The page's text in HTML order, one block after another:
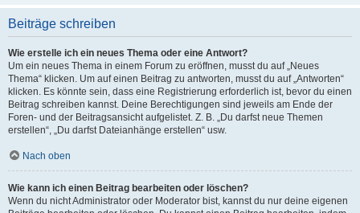
Beiträge schreiben
Wie erstelle ich ein neues Thema oder eine Antwort?
Um ein neues Thema in einem Forum zu eröffnen, musst du auf „Neues
Thema“ klicken. Um auf einen Beitrag zu antworten, musst du auf „Antworten“
klicken. Es könnte sein, dass eine Registrierung erforderlich ist, bevor du einen
Beitrag schreiben kannst. Deine Berechtigungen sind jeweils am Ende der
Foren- und der Beitragsansicht aufgelistet. Z. B. „Du darfst neue Themen
erstellen“, „Du darfst Dateianhänge erstellen“ usw.
Nach oben
Wie kann ich einen Beitrag bearbeiten oder löschen?
Wenn du nicht Administrator oder Moderator bist, kannst du nur deine eigenen